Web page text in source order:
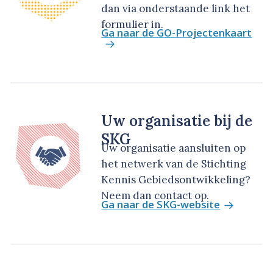
dan via onderstaande link het
formulier in.
Ga naar de GO-Projectenkaart
Uw organisatie bij de
SKG
Uw organisatie aansluiten op
het netwerk van de Stichting
Kennis Gebiedsontwikkeling?
Neem dan contact op.
Ga naar de SKG-website